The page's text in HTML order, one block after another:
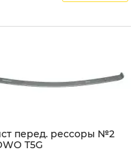
перед. рессоры №2
T5G